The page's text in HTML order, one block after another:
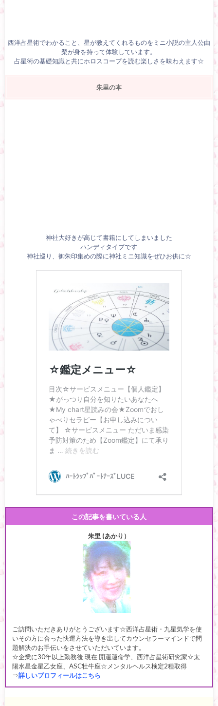
西洋占星術でわかること、星が教えてくれるものをミニ小説の主人公由
梨が身を持って体験しています。
占星術の基礎知識と共にホロスコープを読む楽しさを味わえます☆
朱里の本
神社大好きが高じて書籍にしてしまいました
ハンディタイプです
神社巡り、御朱印集めの際に神社ミニ知識をぜひお供に☆
この記事を書いている人
朱里 (あかり）
ご訪問いただきありがとうございます☆西洋占星術・九星気学を使
いその方に合った快運方法を導き出してカウンセラーマインドで問
題解決のお手伝いをさせていただいています。
☆企業に30年以上勤務後 現在 開運運命学、西洋占星術研究家☆太
陽水星金星乙女座、ASC牡牛座☆メンタルヘルス検定2種取得
⇒詳しいプロフィールはこちら